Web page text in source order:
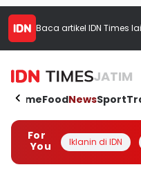
Baca artikel IDN Times
JATIM
HomeFoodNewsSport
For
You
Iklanin di IDN